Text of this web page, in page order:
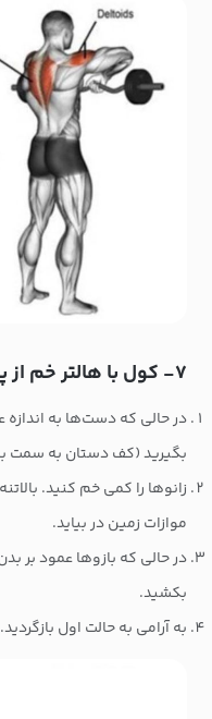
۷- کول با هالتر خم از پشت
در حالی که دست‌ها به
بگیرید (کف دستان به سمت
زانوها را کمی خم کنید.
موازات زمین در بیاید.
در حالی که بازوها عمود بر
بکشید.
به آرامی به حالت اول بازگردید.